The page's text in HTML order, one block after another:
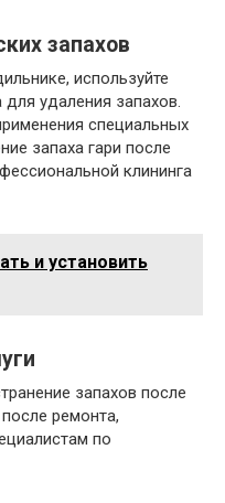
запахов
используйте
удаления запахов.
специальных
запаха гари после
клининга
и установить
запахов после
ремонта,
по